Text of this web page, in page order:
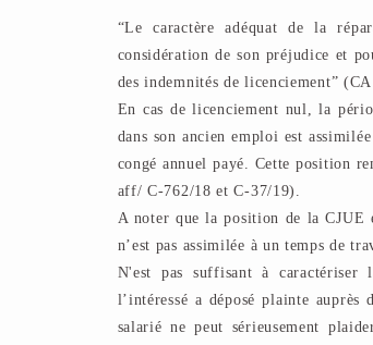
“Le caractère adéquat de la
considération de son préjudice et
des indemnités de licenciement”
En cas de licenciement nul, la
dans son ancien emploi est
congé annuel payé. Cette position
aff/ C-762/18 et C-37/19).
A noter que la position de la CJUE
n’est pas assimilée à un temps de
N'est pas suffisant à
l’intéressé a déposé plainte
salarié ne peut sérieusement